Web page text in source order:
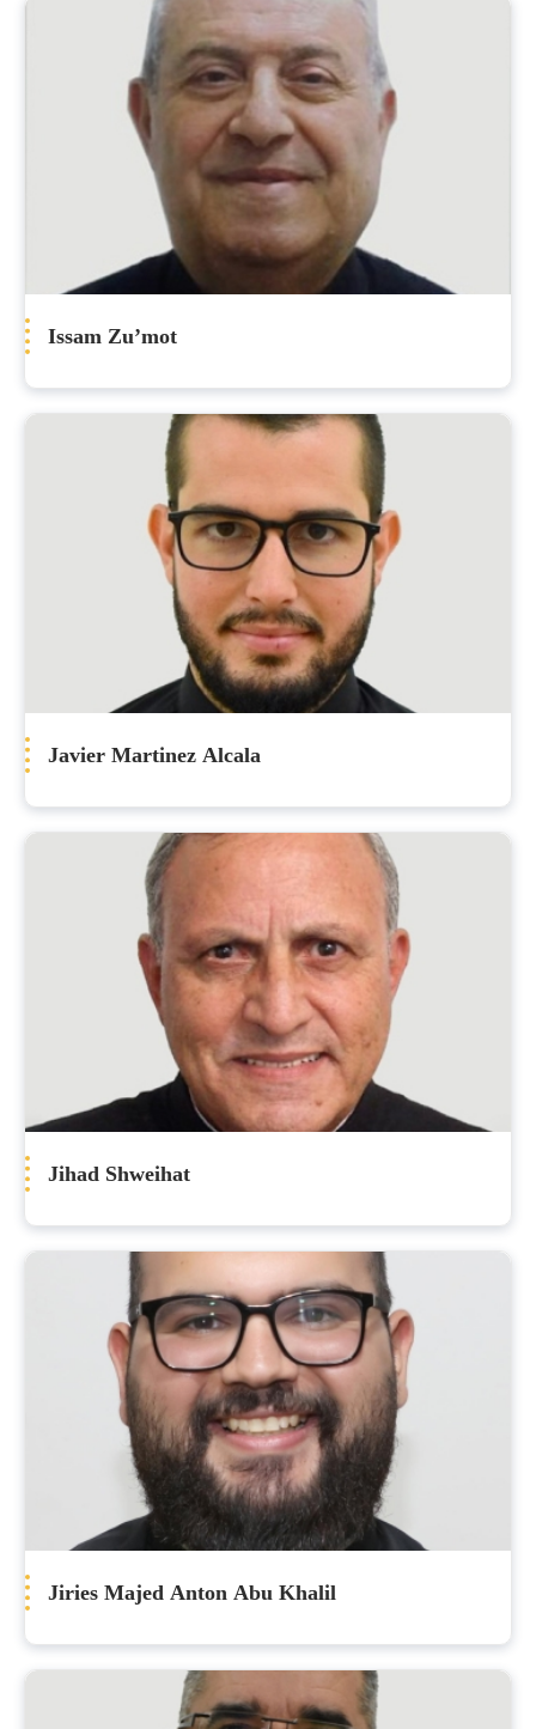
Issam Zu’mot
Javier Martinez Alcala
Jihad Shweihat
Jiries Majed Anton Abu Khalil